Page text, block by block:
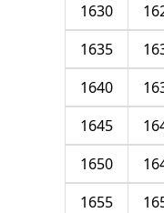
1630
1635
1640
1645
1650
1655